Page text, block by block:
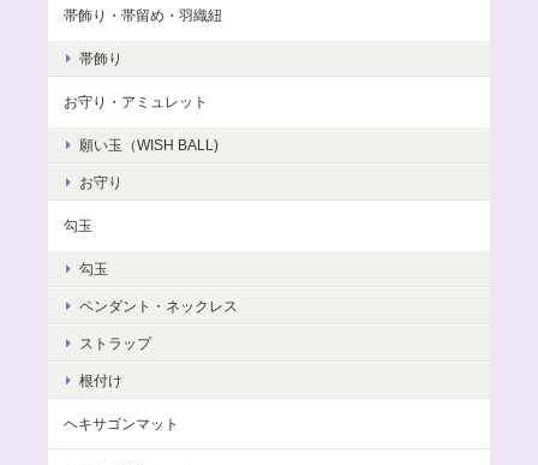
帯飾り・帯留め・羽織紐
帯飾り
お守り・アミュレット
願い玉（WISH BALL)
お守り
勾玉
勾玉
ペンダント・ネックレス
ストラップ
根付け
ヘキサゴンマット